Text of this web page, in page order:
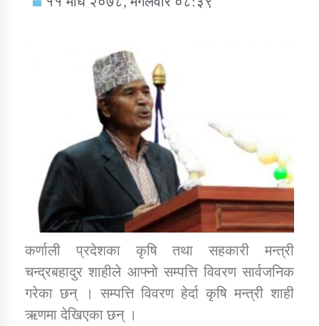
डिभिजन कार्यालय जुम्लाको सुचना सन्देश
कर्णाली प्रविधि शिक्षालय जुम्लाको सुचना
सामाजिक बिकास कार्यालय जुम्लाकाे सुचना
कर्णाली प्रदेशका कृषि तथा सहकारी मन्त्री
चन्द्रबहादुर शाहीले आफ्नो सम्पत्ति विवरण सार्वजनिक
गरेका छन् । सम्पत्ति विवरण हेर्दा कृषि मन्त्री शाही
ऋणमा देखिएका छन् ।